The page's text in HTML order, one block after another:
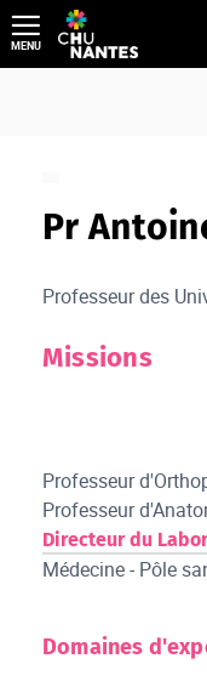
Aller
au
contenu
MENU
Pr
Professeur des
Missions
Professeur
Professeur
Directeur du
Médecine - Pôle
Domaines